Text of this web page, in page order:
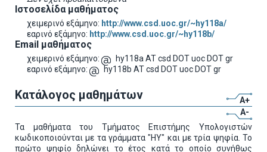
Ιστοσελίδα μαθήματος
χειμερινό εξάμηνο: http://www.csd.uoc.gr/~hy118a/
εαρινό εξάμηνο: http://www.csd.uoc.gr/~hy118b/
Email μαθήματος
χειμερινό εξάμηνο:
hy118a AT csd DOT uoc DOT gr
εαρινό εξάμηνο:
hy118b AT csd DOT uoc DOT gr
Κατάλογος μαθημάτων
A+
A-
Τα μαθήματα του Τμήματος Επιστήμης Υπολογιστών
κωδικοποιούνται με τα γράμματα "ΗΥ" και με τρία ψηφία. Το
πρώτο ψηφίο δηλώνει το έτος κατά το οποίο συνήθως